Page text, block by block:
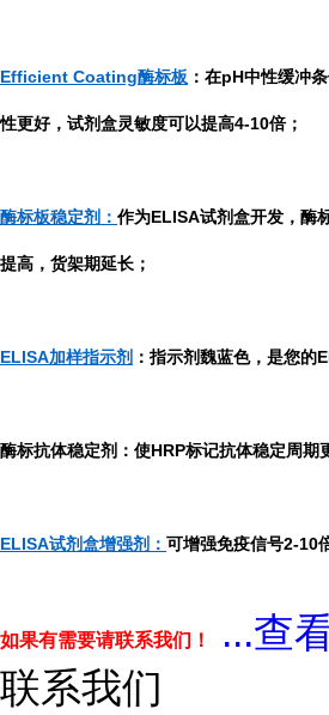
Efficient Coating酶标板 ：在pH中性缓冲
性更好，试剂盒灵敏度可以提高4-10倍；
酶标板稳定剂： 作为ELISA试剂盒开发，酶
提高，货架期延长；
ELISA加样指示剂 ：指示剂魏蓝色，是您的
酶标抗体稳定剂：使HRP标记抗体稳定周期
ELISA试剂盒增强剂： 可增强免疫信号2-10
如果有需要请联系我们！ ...查
联系我们